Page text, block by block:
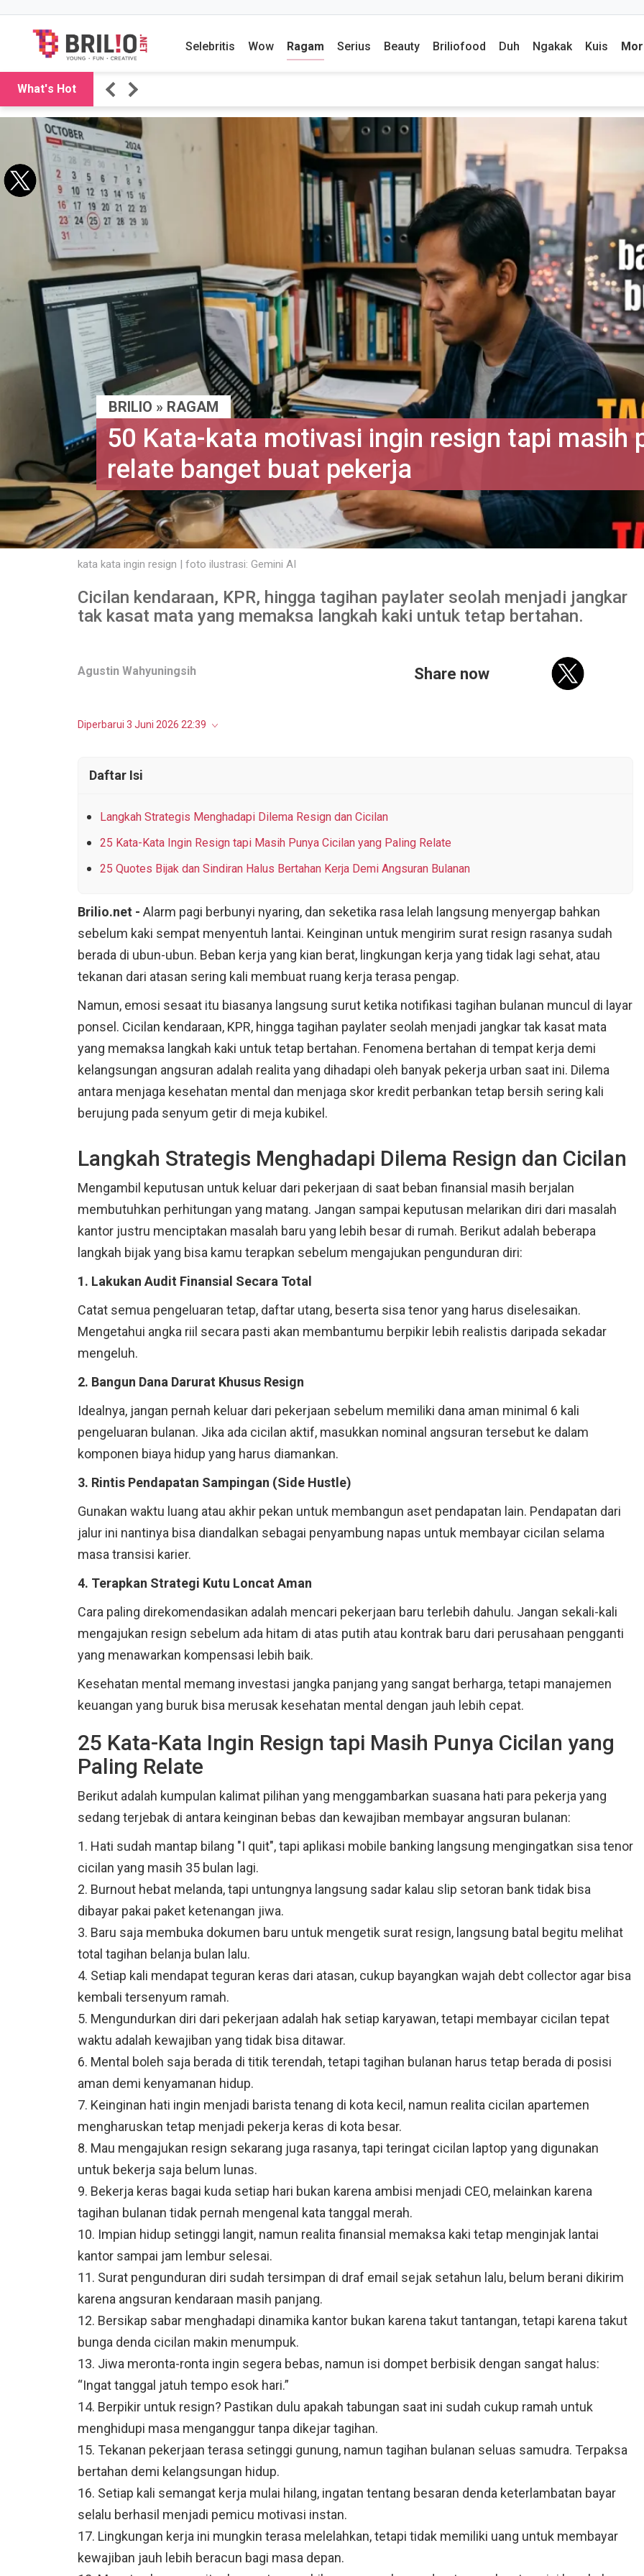
Selebritis Wow Ragam Serius Beauty Briliofood Duh Ngakak Kuis
What's Hot
BRILIO » RAGAM
50 Kata-kata motivasi ingin resign tapi masih
relate banget buat pekerja
kata kata ingin resign | foto ilustrasi: Gemini AI
Cicilan kendaraan, KPR, hingga tagihan paylater seolah menjadi jangkar
tak kasat mata yang memaksa langkah kaki untuk tetap bertahan.
Agustin Wahyuningsih Share now
Diperbarui 3 Juni 2026 22:39
Daftar Isi
Langkah Strategis Menghadapi Dilema Resign dan Cicilan
25 Kata-Kata Ingin Resign tapi Masih Punya Cicilan yang Paling Relate
25 Quotes Bijak dan Sindiran Halus Bertahan Kerja Demi Angsuran Bulanan
Brilio.net - Alarm pagi berbunyi nyaring, dan seketika rasa lelah langsung menyergap bahkan
sebelum kaki sempat menyentuh lantai. Keinginan untuk mengirim surat resign rasanya sudah
berada di ubun-ubun. Beban kerja yang kian berat, lingkungan kerja yang tidak lagi sehat, atau
tekanan dari atasan sering kali membuat ruang kerja terasa pengap.
Namun, emosi sesaat itu biasanya langsung surut ketika notifikasi tagihan bulanan muncul di layar
ponsel. Cicilan kendaraan, KPR, hingga tagihan paylater seolah menjadi jangkar tak kasat mata
yang memaksa langkah kaki untuk tetap bertahan. Fenomena bertahan di tempat kerja demi
kelangsungan angsuran adalah realita yang dihadapi oleh banyak pekerja urban saat ini. Dilema
antara menjaga kesehatan mental dan menjaga skor kredit perbankan tetap bersih sering kali
berujung pada senyum getir di meja kubikel.
Langkah Strategis Menghadapi Dilema Resign dan Cicilan
Mengambil keputusan untuk keluar dari pekerjaan di saat beban finansial masih berjalan
membutuhkan perhitungan yang matang. Jangan sampai keputusan melarikan diri dari masalah
kantor justru menciptakan masalah baru yang lebih besar di rumah. Berikut adalah beberapa
langkah bijak yang bisa kamu terapkan sebelum mengajukan pengunduran diri:
1. Lakukan Audit Finansial Secara Total
Catat semua pengeluaran tetap, daftar utang, beserta sisa tenor yang harus diselesaikan.
Mengetahui angka riil secara pasti akan membantumu berpikir lebih realistis daripada sekadar
mengeluh.
2. Bangun Dana Darurat Khusus Resign
Idealnya, jangan pernah keluar dari pekerjaan sebelum memiliki dana aman minimal 6 kali
pengeluaran bulanan. Jika ada cicilan aktif, masukkan nominal angsuran tersebut ke dalam
komponen biaya hidup yang harus diamankan.
3. Rintis Pendapatan Sampingan (Side Hustle)
Gunakan waktu luang atau akhir pekan untuk membangun aset pendapatan lain. Pendapatan dari
jalur ini nantinya bisa diandalkan sebagai penyambung napas untuk membayar cicilan selama
masa transisi karier.
4. Terapkan Strategi Kutu Loncat Aman
Cara paling direkomendasikan adalah mencari pekerjaan baru terlebih dahulu. Jangan sekali-kali
mengajukan resign sebelum ada hitam di atas putih atau kontrak baru dari perusahaan pengganti
yang menawarkan kompensasi lebih baik.
Kesehatan mental memang investasi jangka panjang yang sangat berharga, tetapi manajemen
keuangan yang buruk bisa merusak kesehatan mental dengan jauh lebih cepat.
25 Kata-Kata Ingin Resign tapi Masih Punya Cicilan yang
Paling Relate
Berikut adalah kumpulan kalimat pilihan yang menggambarkan suasana hati para pekerja yang
sedang terjebak di antara keinginan bebas dan kewajiban membayar angsuran bulanan:
1. Hati sudah mantap bilang "I quit", tapi aplikasi mobile banking langsung mengingatkan sisa tenor
cicilan yang masih 35 bulan lagi.
2. Burnout hebat melanda, tapi untungnya langsung sadar kalau slip setoran bank tidak bisa
dibayar pakai paket ketenangan jiwa.
3. Baru saja membuka dokumen baru untuk mengetik surat resign, langsung batal begitu melihat
total tagihan belanja bulan lalu.
4. Setiap kali mendapat teguran keras dari atasan, cukup bayangkan wajah debt collector agar bisa
kembali tersenyum ramah.
5. Mengundurkan diri dari pekerjaan adalah hak setiap karyawan, tetapi membayar cicilan tepat
waktu adalah kewajiban yang tidak bisa ditawar.
6. Mental boleh saja berada di titik terendah, tetapi tagihan bulanan harus tetap berada di posisi
aman demi kenyamanan hidup.
7. Keinginan hati ingin menjadi barista tenang di kota kecil, namun realita cicilan apartemen
mengharuskan tetap menjadi pekerja keras di kota besar.
8. Mau mengajukan resign sekarang juga rasanya, tapi teringat cicilan laptop yang digunakan
untuk bekerja saja belum lunas.
9. Bekerja keras bagai kuda setiap hari bukan karena ambisi menjadi CEO, melainkan karena
tagihan bulanan tidak pernah mengenal kata tanggal merah.
10. Impian hidup setinggi langit, namun realita finansial memaksa kaki tetap menginjak lantai
kantor sampai jam lembur selesai.
11. Surat pengunduran diri sudah tersimpan di draf email sejak setahun lalu, belum berani dikirim
karena angsuran kendaraan masih panjang.
12. Bersikap sabar menghadapi dinamika kantor bukan karena takut tantangan, tetapi karena takut
bunga denda cicilan makin menumpuk.
13. Jiwa meronta-ronta ingin segera bebas, namun isi dompet berbisik dengan sangat halus:
“Ingat tanggal jatuh tempo esok hari.”
14. Berpikir untuk resign? Pastikan dulu apakah tabungan saat ini sudah cukup ramah untuk
menghidupi masa menganggur tanpa dikejar tagihan.
15. Tekanan pekerjaan terasa setinggi gunung, namun tagihan bulanan seluas samudra. Terpaksa
bertahan demi kelangsungan hidup.
16. Setiap kali semangat kerja mulai hilang, ingatan tentang besaran denda keterlambatan bayar
selalu berhasil menjadi pemicu motivasi instan.
17. Lingkungan kerja ini mungkin terasa melelahkan, tetapi tidak memiliki uang untuk membayar
kewajiban jauh lebih beracun bagi masa depan.